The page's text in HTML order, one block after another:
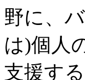
野に、
は)個人
支援す